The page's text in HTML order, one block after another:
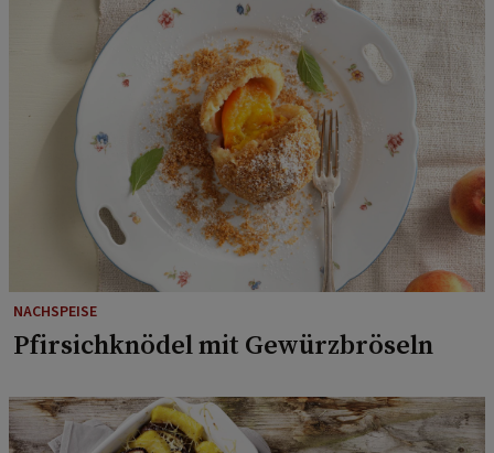
NACHSPEISE
Pfirsichknödel mit Gewürzbröseln